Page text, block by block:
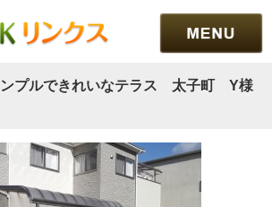
ンプルできれいなテラス 太子町 Y様